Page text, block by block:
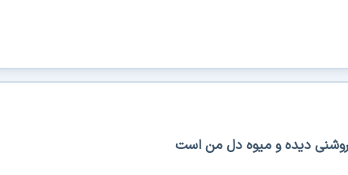
دیده و میوه دل من است